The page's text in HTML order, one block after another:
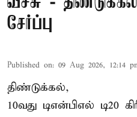
சேர்ப்பு
Published on: 09 Aug 2026, 12:14
திண்டுக்கல்,
10வது டிஎன்பிஎல் டி20